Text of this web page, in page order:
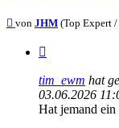
Beitrag
von JHM (Top Expert /
tim_ewm hat
03.06.2026
Hat jemand ein